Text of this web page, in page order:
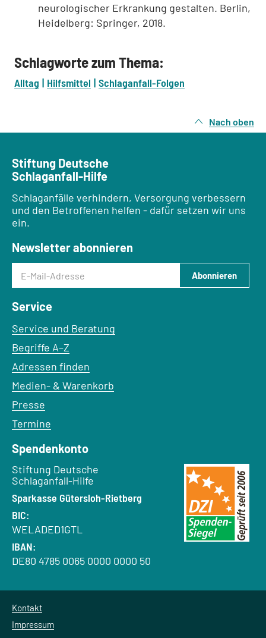
neurologischer Erkrankung gestalten. Berlin,
Heidelberg: Springer, 2018.
Schlagworte zum Thema:
Alltag Hilfsmittel Schlaganfall-Folgen
Nach oben
Stiftung Deutsche
Schlaganfall-Hilfe
Schlaganfälle verhindern, Versorgung verbessern
und den Betroffenen helfen - dafür setzen wir uns
ein.
Newsletter abonnieren
E-Mail-Adresse
Abonnieren
Service
Service und Beratung
Begriffe A–Z
Adressen finden
Medien- & Warenkorb
Presse
Termine
Spendenkonto
Empfänger:
Stiftung Deutsche
Schlaganfall-Hilfe
Bank:
Sparkasse Gütersloh-Rietberg
BIC:
WELADED1GTL
IBAN:
DE80 4785 0065 0000 0000 50
Kontakt
Impressum